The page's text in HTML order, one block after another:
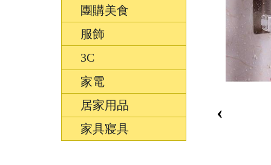
團購美食
服飾
3C
家電
居家用品
家具寢具
‹